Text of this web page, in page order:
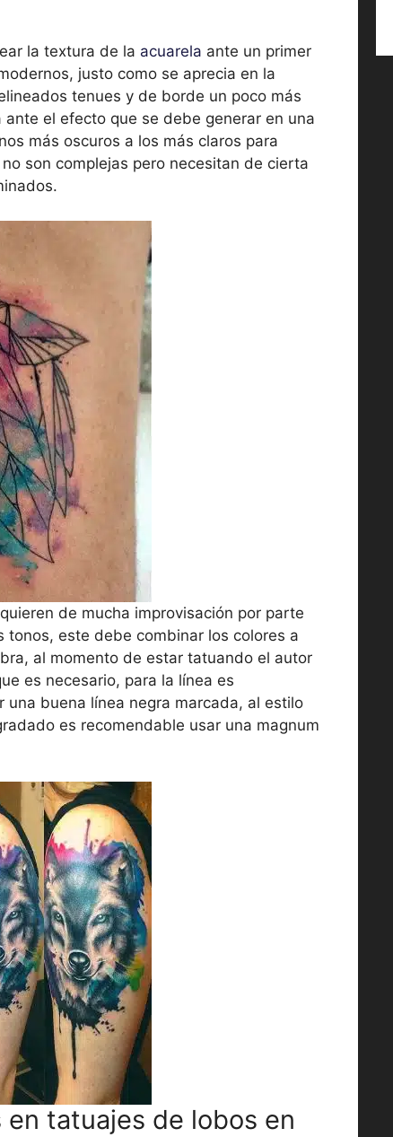
la textura de la acuarela ante un primer
justo como se aprecia en la
tenues y de borde un poco más
el efecto que se debe generar en una
más oscuros a los más claros para
son complejas pero necesitan de cierta
de mucha improvisación por parte
este debe combinar los colores a
al momento de estar tatuando el autor
es necesario, para la línea es
una buena línea negra marcada, al estilo
es recomendable usar una magnum
tatuajes de lobos en